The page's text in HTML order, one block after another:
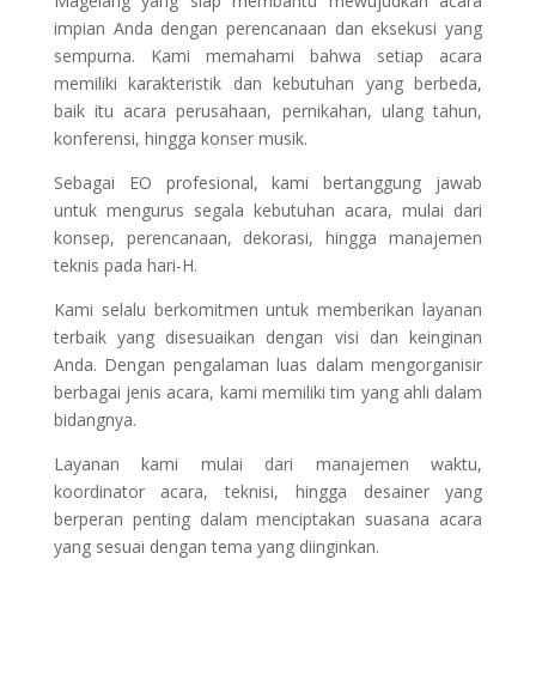
impian Anda dengan perencanaan dan eksekusi yang
sempurna. Kami memahami bahwa setiap acara
memiliki karakteristik dan kebutuhan yang berbeda,
baik itu acara perusahaan, pernikahan, ulang tahun,
konferensi, hingga konser musik.
Sebagai EO profesional, kami bertanggung jawab
untuk mengurus segala kebutuhan acara, mulai dari
konsep, perencanaan, dekorasi, hingga manajemen
teknis pada hari-H.
Kami selalu berkomitmen untuk memberikan layanan
terbaik yang disesuaikan dengan visi dan keinginan
Anda. Dengan pengalaman luas dalam mengorganisir
berbagai jenis acara, kami memiliki tim yang ahli dalam
bidangnya.
Layanan kami mulai dari manajemen waktu,
koordinator acara, teknisi, hingga desainer yang
berperan penting dalam menciptakan suasana acara
yang sesuai dengan tema yang diinginkan.